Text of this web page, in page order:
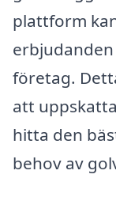
plattform
företag.
att
hitta den
behov av